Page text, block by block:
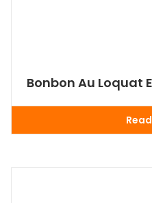
Bonbon Au Loquat